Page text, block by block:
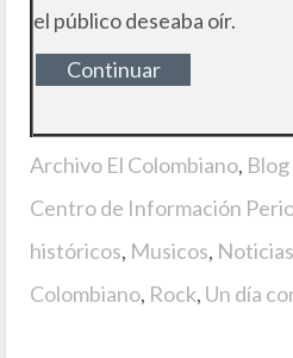
el público deseaba oír.
Continuar
Archivo El Colombiano,
Centro de Información
históricos, Musicos, Noticias
Colombiano, Rock, Un día